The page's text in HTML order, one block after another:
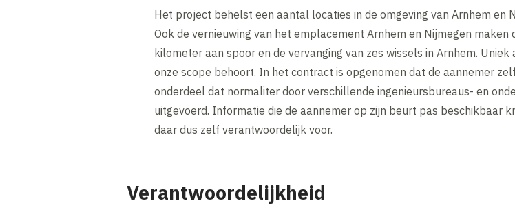
Het project behelst een aantal locaties in de omgeving van Arnhem en
Ook de vernieuwing van het emplacement Arnhem en Nijmegen
kilometer aan spoor en de vervanging van zes wissels in Arnhem.
onze scope behoort. In het contract is opgenomen dat de aannemer
onderdeel dat normaliter door verschillende ingenieursbureaus- en
uitgevoerd. Informatie die de aannemer op zijn beurt pas beschikbaar
daar dus zelf verantwoordelijk voor.
Verantwoordelijkheid